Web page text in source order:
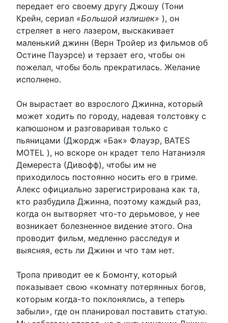
передает его своему другу Джошу (Тони
Крейн, сериал «Большой излишек» ), он
стреляет в него лазером, выскакивает
маленький джинн (Верн Тройер из фильмов об
Остине Пауэрсе) и терзает его, чтобы он
пожелал, чтобы боль прекратилась. Желание
исполнено.
Он вырастает во взрослого Джинна, который
может ходить по городу, надевая толстовку с
капюшоном и разговаривая только с
пьяницами (Джордж «Бак» Флауэр, BATES
MOTEL ), но вскоре он крадет тело Натаниэля
Демереста (Дивофф), чтобы им не
приходилось постоянно носить его в гриме.
Алекс официально зарегистрирована как та,
кто разбудила Джинна, поэтому каждый раз,
когда он вытворяет что-то дерьмовое, у нее
возникает болезненное видение этого. Она
проводит фильм, медленно расследуя и
выясняя, есть ли Джинн и что там нет.
Тропа приводит ее к Бомонту, который
показывает свою «комнату потерянных богов,
которым когда-то поклонялись, а теперь
забыли», где он планировал поставить статую.